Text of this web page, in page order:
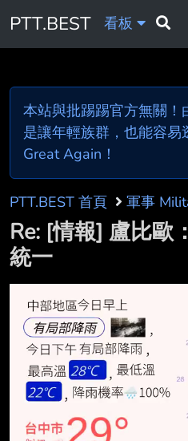
PTT.BEST 看板
本站與批踢踢官方無關
是讓年輕族群，也能容
Great Again！
PTT.BEST 首頁 軍事
Re: [情報] 盧比歐
統一